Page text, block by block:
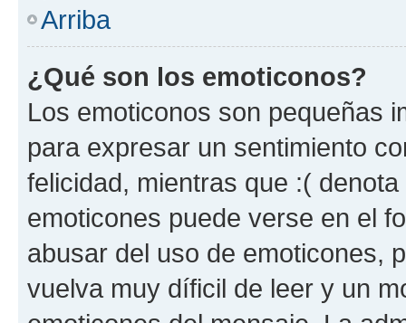
Arriba
¿Qué son los emoticonos?
Los emoticonos son pequeñas
para expresar un sentimiento
felicidad, mientras que :(
emoticones puede verse en el
abusar del uso de emoticones,
vuelva muy díficil de leer y un